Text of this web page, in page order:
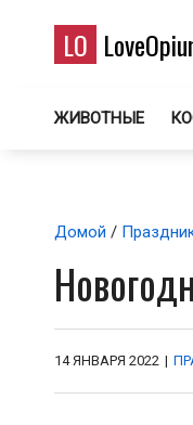
LO
ЖИВОТНЫЕ
Домой /
14 ЯНВАРЯ 2022 |